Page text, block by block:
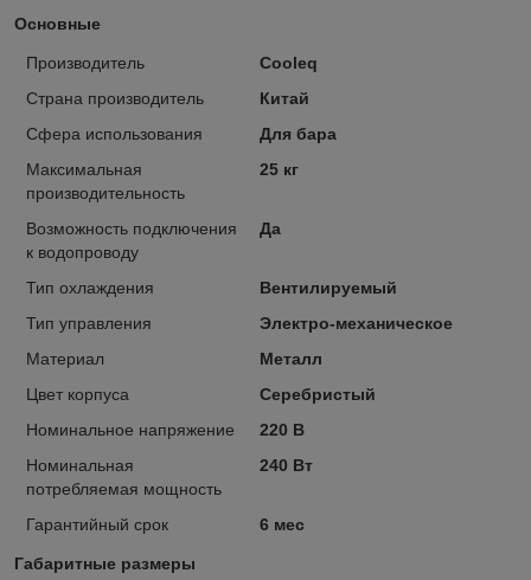
Основные
Производитель
Cooleq
Страна производитель
Китай
Сфера использования
Для бара
Максимальная
производительность
25 кг
Возможность подключения
к водопроводу
Да
Тип охлаждения
Вентилируемый
Тип управления
Электро-механическое
Материал
Металл
Цвет корпуса
Серебристый
Номинальное напряжение
220 В
Номинальная
потребляемая мощность
240 Вт
Гарантийный срок 6 мес
Габаритные размеры